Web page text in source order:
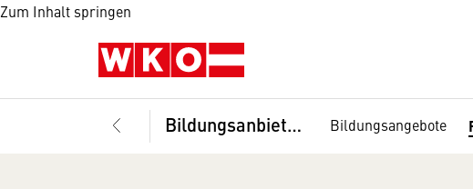
Zum Inhalt springen
Bildungsanbieter Bildungsangebote